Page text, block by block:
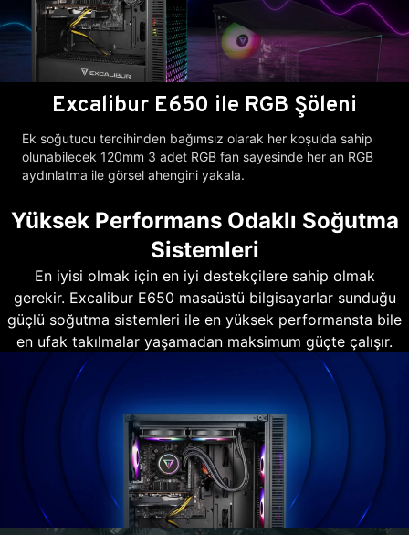
Excalibur E650 ile RGB Şöleni
Ek soğutucu tercihinden bağımsız olarak her koşulda sahip
olunabilecek 120mm 3 adet RGB fan sayesinde her an RGB
aydınlatma ile görsel ahengini yakala.
Yüksek Performans Odaklı Soğutma
Sistemleri
En iyisi olmak için en iyi destekçilere sahip olmak
gerekir. Excalibur E650 masaüstü bilgisayarlar sunduğu
güçlü soğutma sistemleri ile en yüksek performansta bile
en ufak takılmalar yaşamadan maksimum güçte çalışır.